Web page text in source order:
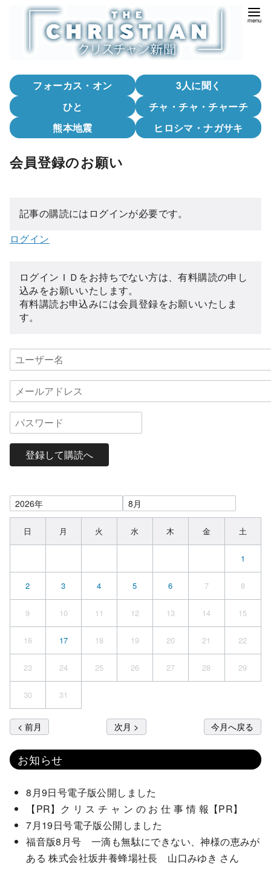
フォーカス・オン
3人に聞く
ひと
チャ・チャ・チャーチ
熊本地震
ヒロシマ・ナガサキ
会員登録のお願い
記事の購読にはログインが必要です。
ログイン
ログインＩＤをお持ちでない方は、有料購読の申し
込みをお願いいたします。
有料講読お申込みには会員登録をお願いいたしま
す。
登録して購読へ
日 月 火 水 木 金 土
1
2 3 4 5 6 7 8
9 10 11 12 13 14 15
16 17 18 19 20 21 22
23 24 25 26 27 28 29
30 31
< 前月 次月 > 今月へ戻る
お知らせ
8月9日号電子版公開しました
【PR】ク リ ス チ ャ ン の お 仕 事 情 報【PR】
7月19日号電子版公開しました
福音版8月号 一滴も無駄にできない、神様の恵みが
ある 株式会社坂井養蜂場社長 山口みゆき さん